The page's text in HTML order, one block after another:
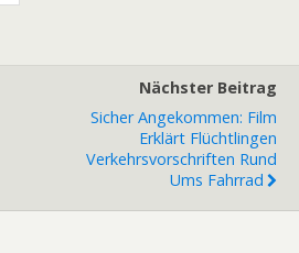
Nächster Beitrag
Sicher Angekommen: Film
Erklärt Flüchtlingen
Verkehrsvorschriften Rund
Ums Fahrrad